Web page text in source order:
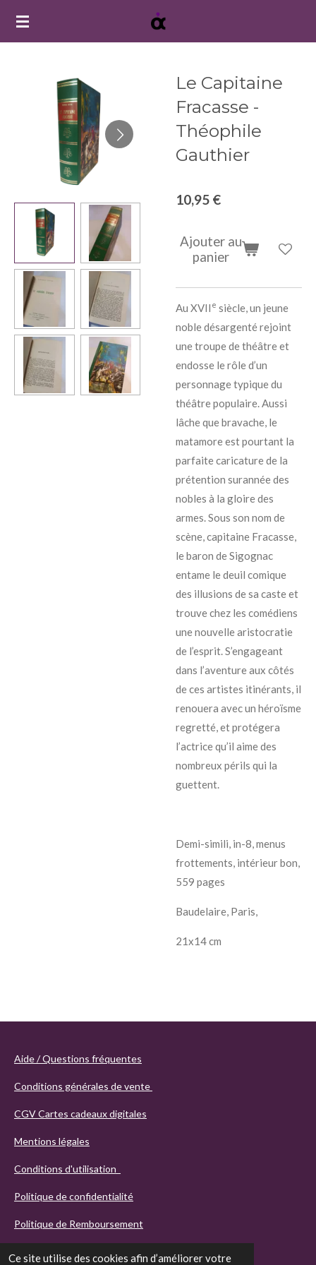
Ce site utilise des cookies afin d’améliorer votre
Passer
Le Capitaine
Fracasse -
Théophile
Gauthier
10,95 €
Ajouter au
panier
Au XVII e siècle, un jeune
noble désargenté rejoint
une troupe de théâtre et
endosse le rôle d’un
personnage typique du
théâtre populaire. Aussi
lâche que bravache, le
matamore est pourtant la
parfaite caricature de la
prétention surannée des
nobles à la gloire des
armes. Sous son nom de
scène, capitaine Fracasse,
le baron de Sigognac
entame le deuil comique
des illusions de sa caste et
trouve chez les comédiens
une nouvelle aristocratie
de l’esprit. S’engageant
dans l’aventure aux côtés
de ces artistes itinérants, il
renouera avec un héroïsme
regretté, et protégera
l’actrice qu’il aime des
nombreux périls qui la
guettent.
Demi-simili, in-8, menus
frottements, intérieur bon,
559 pages
Baudelaire, Paris,
21x14 cm
Aide / Questions fréquentes
Conditions générales de vente
CGV Cartes cadeaux digitales
Mentions légales
Conditions d'utilisation
Politique de confidentialité
Politique de Remboursement